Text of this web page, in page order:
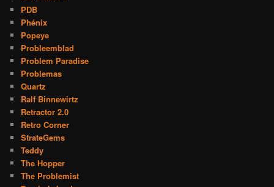
PDB
Phénix
Popeye
Probleemblad
Problem Paradise
Problemas
Quartz
Ralf Binnewirtz
Retractor 2.0
Retro Corner
StrateGems
Teddy
The Hopper
The Problemist